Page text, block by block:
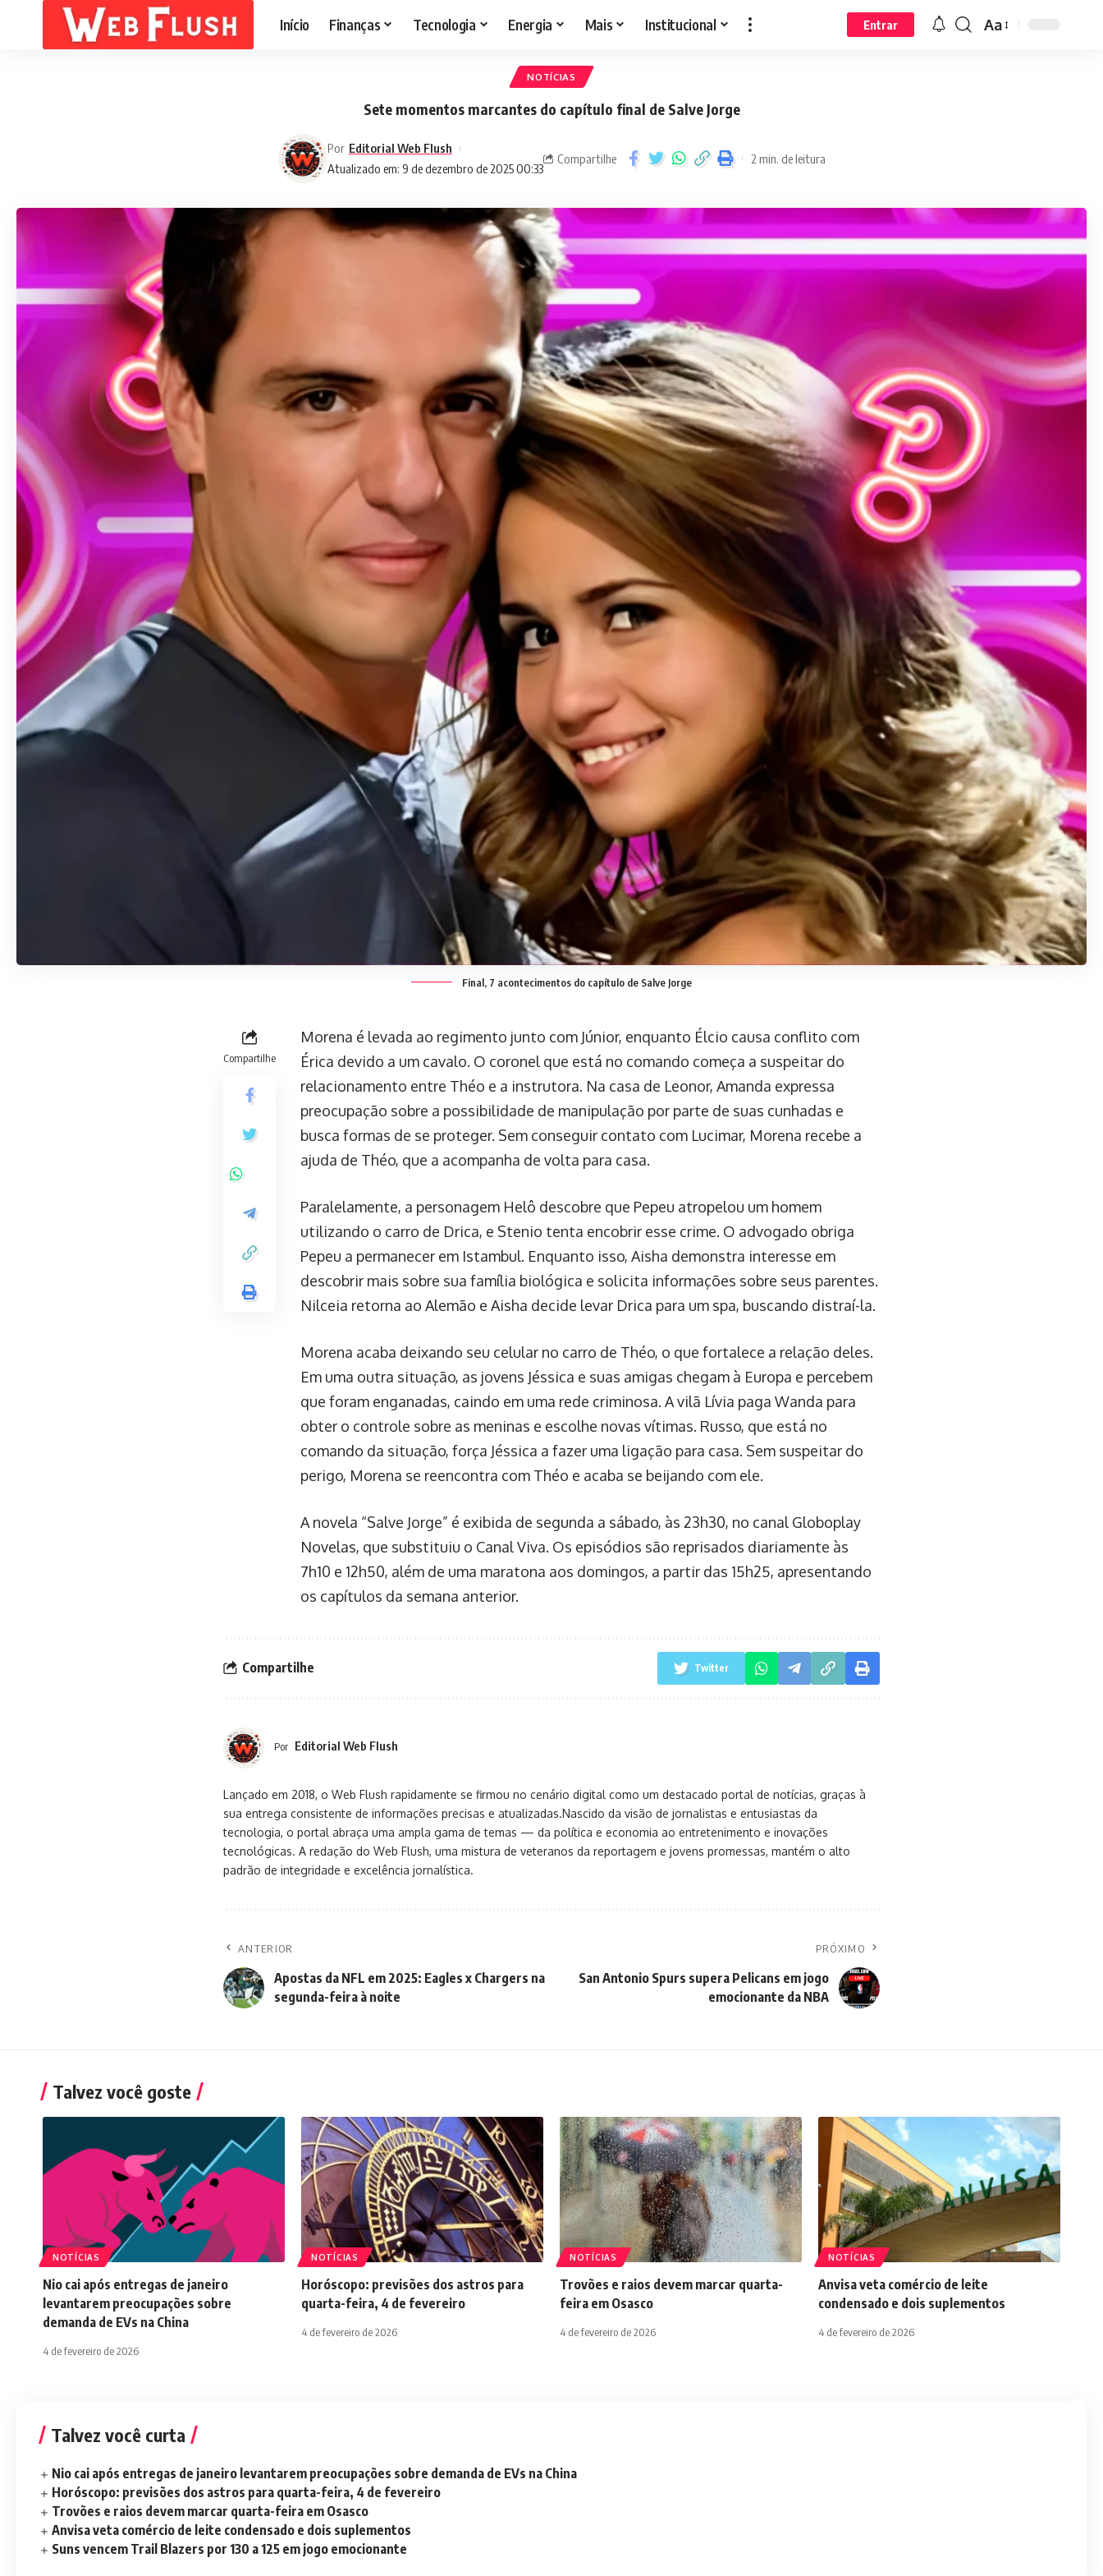
Início Finanças Tecnologia Energia Mais Institucional Entrar Aa
NOTÍCIAS
Sete momentos marcantes do capítulo final de Salve Jorge
Atualizado em: 9 de dezembro de 2025 00:33
Por Editorial Web Flush
Compartilhe 2 min. de leitura
Final, 7 acontecimentos do capítulo de Salve Jorge
Compartilhe
Morena é levada ao regimento junto com Júnior, enquanto Élcio causa conflito com
Érica devido a um cavalo. O coronel que está no comando começa a suspeitar do
relacionamento entre Théo e a instrutora. Na casa de Leonor, Amanda expressa
preocupação sobre a possibilidade de manipulação por parte de suas cunhadas e
busca formas de se proteger. Sem conseguir contato com Lucimar, Morena recebe a
ajuda de Théo, que a acompanha de volta para casa.
Paralelamente, a personagem Helô descobre que Pepeu atropelou um homem
utilizando o carro de Drica, e Stenio tenta encobrir esse crime. O advogado obriga
Pepeu a permanecer em Istambul. Enquanto isso, Aisha demonstra interesse em
descobrir mais sobre sua família biológica e solicita informações sobre seus parentes.
Nilceia retorna ao Alemão e Aisha decide levar Drica para um spa, buscando distraí-la.
Morena acaba deixando seu celular no carro de Théo, o que fortalece a relação deles.
Em uma outra situação, as jovens Jéssica e suas amigas chegam à Europa e percebem
que foram enganadas, caindo em uma rede criminosa. A vilã Lívia paga Wanda para
obter o controle sobre as meninas e escolhe novas vítimas. Russo, que está no
comando da situação, força Jéssica a fazer uma ligação para casa. Sem suspeitar do
perigo, Morena se reencontra com Théo e acaba se beijando com ele.
A novela “Salve Jorge” é exibida de segunda a sábado, às 23h30, no canal Globoplay
Novelas, que substituiu o Canal Viva. Os episódios são reprisados diariamente às
7h10 e 12h50, além de uma maratona aos domingos, a partir das 15h25, apresentando
os capítulos da semana anterior.
Compartilhe Twitter
Por Editorial Web Flush
Lançado em 2018, o Web Flush rapidamente se firmou no cenário digital como um destacado portal de notícias, graças à
sua entrega consistente de informações precisas e atualizadas.Nascido da visão de jornalistas e entusiastas da
tecnologia, o portal abraça uma ampla gama de temas — da política e economia ao entretenimento e inovações
tecnológicas. A redação do Web Flush, uma mistura de veteranos da reportagem e jovens promessas, mantém o alto
padrão de integridade e excelência jornalística.
ANTERIOR
Apostas da NFL em 2025: Eagles x Chargers na
segunda-feira à noite
PRÓXIMO
San Antonio Spurs supera Pelicans em jogo
emocionante da NBA
Talvez você goste
NOTÍCIAS
Nio cai após entregas de janeiro
levantarem preocupações sobre
demanda de EVs na China
4 de fevereiro de 2026
NOTÍCIAS
Horóscopo: previsões dos astros para
quarta-feira, 4 de fevereiro
4 de fevereiro de 2026
NOTÍCIAS
Trovões e raios devem marcar quarta-
feira em Osasco
4 de fevereiro de 2026
NOTÍCIAS
Anvisa veta comércio de leite
condensado e dois suplementos
4 de fevereiro de 2026
Talvez você curta
Nio cai após entregas de janeiro levantarem preocupações sobre demanda de EVs na China
Horóscopo: previsões dos astros para quarta-feira, 4 de fevereiro
Trovões e raios devem marcar quarta-feira em Osasco
Anvisa veta comércio de leite condensado e dois suplementos
Suns vencem Trail Blazers por 130 a 125 em jogo emocionante